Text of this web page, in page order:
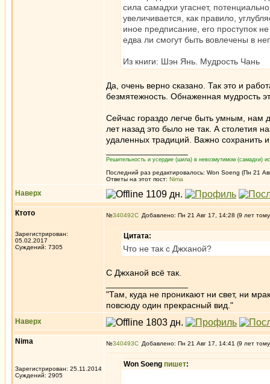
сила самадхи угаснет,
увеличивается, как правило,
иное предписание, его проступок
едва ли смогут быть вовлечены в
Из книги: Шэн Янь. Мудрость Чань
Да, очень верно сказано. Так это и
безмятежность. Обнаженная мудрость
Сейчас гораздо легче быть умным, нам
лет назад это было не так. А столетия
удаленных традиций. Важно
Решительность и усердие (шила) в невозмутимом (самадхи)
Последний раз редактировалось: Won Soeng (Пн 21
Ответы на этот пост: Nima
Наверх
Ктото
Зарегистрирован:
05.02.2017
Суждений: 7305
№340492 Добавлено: Пн 21 Авг 17, 14:28 (9 лет
Цитата:
Что не так с Джханой?
С Джханой всё так.
"Там, куда не проникают ни свет, ни
повсюду один прекрасный вид."
Наверх
Nima
Зарегистрирован: 25.11.2014
Суждений: 2905
№340493 Добавлено: Пн 21 Авг 17, 14:41 (9 лет
Won Soeng пишет: